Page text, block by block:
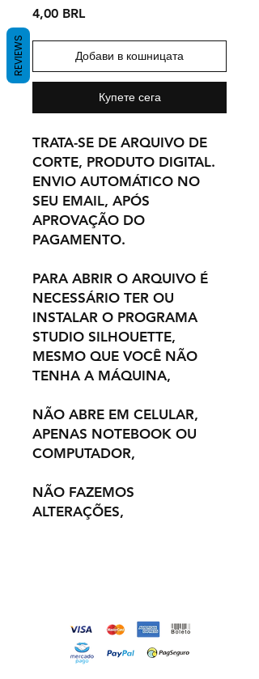
4,00 BRLЦена
Добави в кошницата
Купете сега
TRATA-SE DE ARQUIVO DE
CORTE, PRODUTO DIGITAL.
ENVIO AUTOMÁTICO NO
SEU EMAIL, APÓS
APROVAÇÃO DO
PAGAMENTO.
PARA ABRIR O ARQUIVO É
NECESSÁRIO TER OU
INSTALAR O PROGRAMA
STUDIO SILHOUETTE,
MESMO QUE VOCÊ NÃO
TENHA A MÁQUINA,
NÃO ABRE EM CELULAR,
APENAS NOTEBOOK OU
COMPUTADOR,
NÃO FAZEMOS
ALTERAÇÕES,
REVIEWS